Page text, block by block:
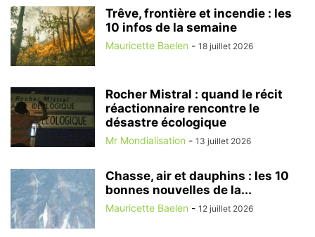
Trêve, frontière et incendie : les
10 infos de la semaine
Mauricette Baelen - 18 juillet 2026
Rocher Mistral : quand le récit
réactionnaire rencontre le
désastre écologique
Mr Mondialisation - 13 juillet 2026
Chasse, air et dauphins : les 10
bonnes nouvelles de la...
Mauricette Baelen - 12 juillet 2026